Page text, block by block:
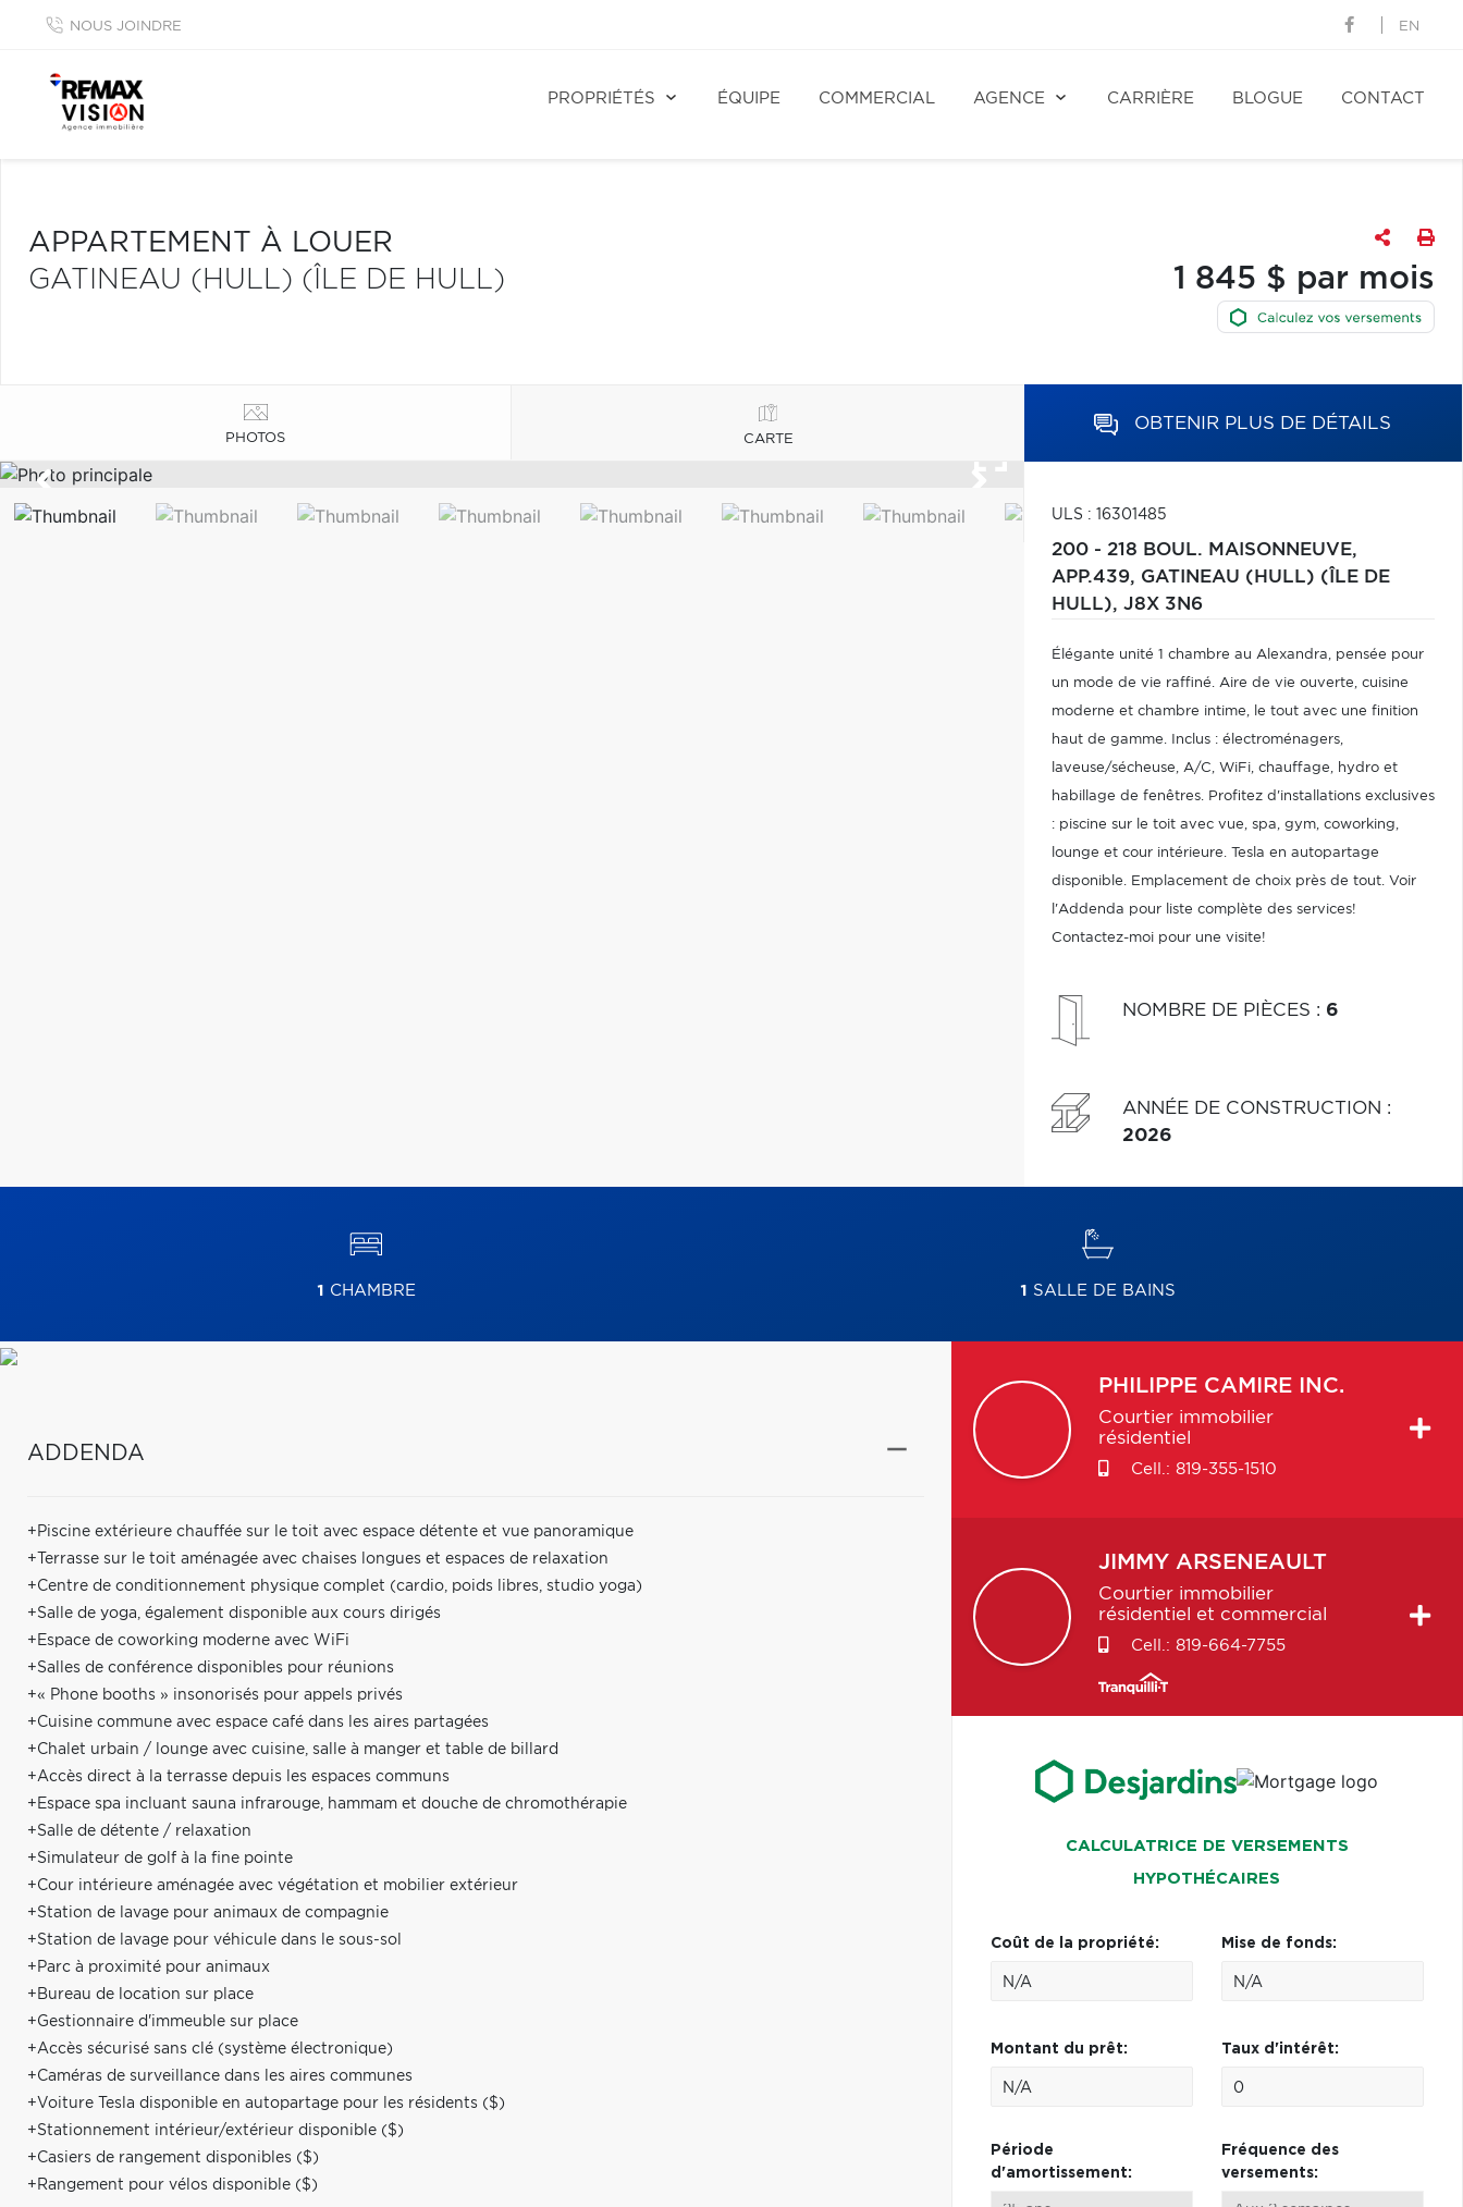
NOUS JOINDRE EN
PROPRIÉTÉS ÉQUIPE COMMERCIAL AGENCE CARRIÈRE BLOGUE CONTACT
APPARTEMENT À LOUER
GATINEAU (HULL) (ÎLE DE HULL)
1 845 $ par mois
PHOTOS CARTE
OBTENIR PLUS DE DÉTAILS
ULS : 16301485
200 - 218 BOUL. MAISONNEUVE,
APP.439, GATINEAU (HULL) (ÎLE DE
HULL), J8X 3N6
Élégante unité 1 chambre au Alexandra, pensée pour
un mode de vie raffiné. Aire de vie ouverte, cuisine
moderne et chambre intime, le tout avec une finition
haut de gamme. Inclus : électroménagers,
laveuse/sécheuse, A/C, WiFi, chauffage, hydro et
habillage de fenêtres. Profitez d'installations exclusives
: piscine sur le toit avec vue, spa, gym, coworking,
lounge et cour intérieure. Tesla en autopartage
disponible. Emplacement de choix près de tout. Voir
l'Addenda pour liste complète des services!
Contactez-moi pour une visite!
NOMBRE DE PIÈCES : 6
ANNÉE DE CONSTRUCTION :
2026
1 CHAMBRE 1 SALLE DE BAINS
ADDENDA
+Piscine extérieure chauffée sur le toit avec espace détente et vue panoramique
+Terrasse sur le toit aménagée avec chaises longues et espaces de relaxation
+Centre de conditionnement physique complet (cardio, poids libres, studio yoga)
+Salle de yoga, également disponible aux cours dirigés
+Espace de coworking moderne avec WiFi
+Salles de conférence disponibles pour réunions
+« Phone booths » insonorisés pour appels privés
+Cuisine commune avec espace café dans les aires partagées
+Chalet urbain / lounge avec cuisine, salle à manger et table de billard
+Accès direct à la terrasse depuis les espaces communs
+Espace spa incluant sauna infrarouge, hammam et douche de chromothérapie
+Salle de détente / relaxation
+Simulateur de golf à la fine pointe
+Cour intérieure aménagée avec végétation et mobilier extérieur
+Station de lavage pour animaux de compagnie
+Station de lavage pour véhicule dans le sous-sol
+Parc à proximité pour animaux
+Bureau de location sur place
+Gestionnaire d'immeuble sur place
+Accès sécurisé sans clé (système électronique)
+Caméras de surveillance dans les aires communes
+Voiture Tesla disponible en autopartage pour les résidents ($)
+Stationnement intérieur/extérieur disponible ($)
+Casiers de rangement disponibles ($)
+Rangement pour vélos disponible ($)
PHILIPPE CAMIRE INC.
Courtier immobilier
résidentiel
Cell.: 819-355-1510
JIMMY ARSENEAULT
Courtier immobilier
résidentiel et commercial
Cell.: 819-664-7755
CALCULATRICE DE VERSEMENTS
HYPOTHÉCAIRES
Coût de la propriété: Mise de fonds:
Montant du prêt: Taux d'intérêt:
Période
d'amortissement:
Fréquence des
versements: